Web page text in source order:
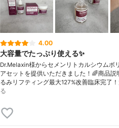
4.00
大容量でたっぷり使える✨
Dr.Melaxin様からセメンリトカルシウムボ
アセットを提供いただきました！🌈商品説
るみリフティング最大127%改善臨床完了
る